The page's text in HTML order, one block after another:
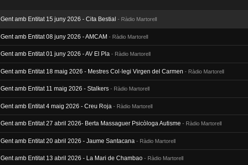
Gent amb Entitat 15 juny 2026 - Cita Bestial - Ràdio Martorell
Gent amb Entitat 08 juny 2026 - AMCAM - Ràdio Martorell
Gent amb Entitat 01 juny 2026 - AV El Pla - Ràdio Martorell
Gent amb Entitat 18 maig 2026 - Mestres Col·legi Virgen del Carmen - Ràdio Martorell
Gent amb Entitat 11 maig 2026 - Stalkers - Ràdio Martorell
Gent amb Entitat 4 maig 2026 - Creu Roja - Ràdio Martorell
Gent amb Entitat 27 abril 2026- Berta Massaguer Psicòloga Autisme - Ràdio Martorell
Gent amb Entitat 20 abril 2026 - Jaume Santacana - Ràdio Martorell
Gent amb Entitat 13 abril 2026 - La Mari de Chambao - Ràdio Martorell